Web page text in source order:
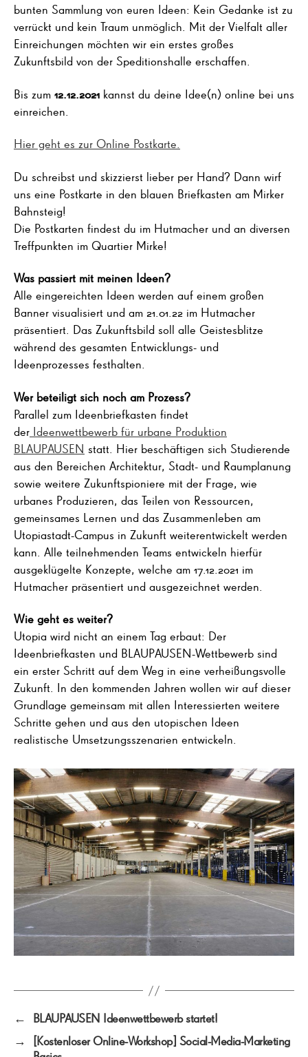
bunten Sammlung von euren Ideen: Kein Gedanke ist zu
verrückt und kein Traum unmöglich. Mit der Vielfalt aller
Einreichungen möchten wir ein erstes großes
Zukunftsbild von der Speditionshalle erschaffen.
Bis zum 12.12.2021 kannst du deine Idee(n) online bei uns
einreichen.
Hier geht es zur Online Postkarte.
Du schreibst und skizzierst lieber per Hand? Dann wirf
uns eine Postkarte in den blauen Briefkasten am Mirker
Bahnsteig!
Die Postkarten findest du im Hutmacher und an diversen
Treffpunkten im Quartier Mirke!
Was passiert mit meinen Ideen?
Alle eingereichten Ideen werden auf einem großen
Banner visualisiert und am 21.01.22 im Hutmacher
präsentiert. Das Zukunftsbild soll alle Geistesblitze
während des gesamten Entwicklungs- und
Ideenprozesses festhalten.
Wer beteiligt sich noch am Prozess?
Parallel zum Ideenbriefkasten findet
der Ideenwettbewerb für urbane Produktion
BLAUPAUSEN statt. Hier beschäftigen sich Studierende
aus den Bereichen Architektur, Stadt- und Raumplanung
sowie weitere Zukunftspioniere mit der Frage, wie
urbanes Produzieren, das Teilen von Ressourcen,
gemeinsames Lernen und das Zusammenleben am
Utopiastadt-Campus in Zukunft weiterentwickelt werden
kann. Alle teilnehmenden Teams entwickeln hierfür
ausgeklügelte Konzepte, welche am 17.12.2021 im
Hutmacher präsentiert und ausgezeichnet werden.
Wie geht es weiter?
Utopia wird nicht an einem Tag erbaut: Der
Ideenbriefkasten und BLAUPAUSEN-Wettbewerb sind
ein erster Schritt auf dem Weg in eine verheißungsvolle
Zukunft. In den kommenden Jahren wollen wir auf dieser
Grundlage gemeinsam mit allen Interessierten weitere
Schritte gehen und aus den utopischen Ideen
realistische Umsetzungsszenarien entwickeln.
←
BLAUPAUSEN Ideenwettbewerb startet!
→
[Kostenloser Online-Workshop] Social-Media-Marketing